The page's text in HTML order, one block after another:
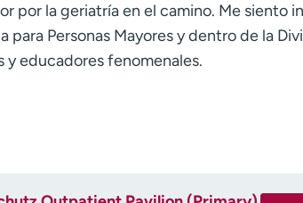
por la geriatría en el camino. Me siento
para Personas Mayores y dentro de la
educadores fenomenales.